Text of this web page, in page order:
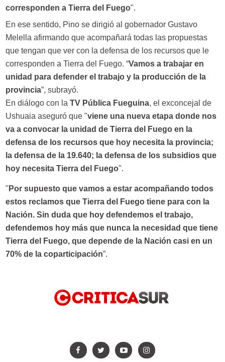
corresponden a Tierra del Fuego".
En ese sentido, Pino se dirigió al gobernador Gustavo
Melella afirmando que acompañará todas las propuestas
que tengan que ver con la defensa de los recursos que le
corresponden a Tierra del Fuego. “Vamos a trabajar en
unidad para defender el trabajo y la producción de la
provincia”, subrayó.
En diálogo con la TV Pública Fueguina, el exconcejal de
Ushuaia aseguró que "viene una nueva etapa donde nos
va a convocar la unidad de Tierra del Fuego en la
defensa de los recursos que hoy necesita la provincia;
la defensa de la 19.640; la defensa de los subsidios que
hoy necesita Tierra del Fuego".
" Por supuesto que vamos a estar acompañando todos
estos reclamos que Tierra del Fuego tiene para con la
Nación. Sin duda que hoy defendemos el trabajo,
defendemos hoy más que nunca la necesidad que tiene
Tierra del Fuego, que depende de la Nación casi en un
70% de la coparticipación”.